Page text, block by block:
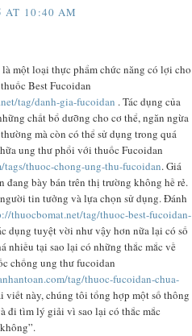
AT 10:40 AM
một loại thực phẩm chức năng có lợi cho
Best Fucoidan
tag/danh-gia-fucoidan . Tác dụng của
chất bổ dưỡng cho cơ thể, ngăn ngừa
mà còn có thể sử dụng trong quá
ung thư phổi với thuốc Fucoidan
thuoc-chong-ung-thu-fucoidan. Giá
đang bày bán trên thị trường không hề rẻ.
tin tưởng và lựa chọn sử dụng. Đánh
thuocbomat.net/tag/thuoc-best-fucoidan-
dụng tuyệt vời như vậy hơn nữa lại có số
nhiều tại sao lại có những thắc mắc về
chống ung thư fucoidan
tag/thuoc-fucoidan-chua-
viết này, chúng tôi tổng hợp một số thông
đi tìm lý giải vì sao lại có thắc mắc